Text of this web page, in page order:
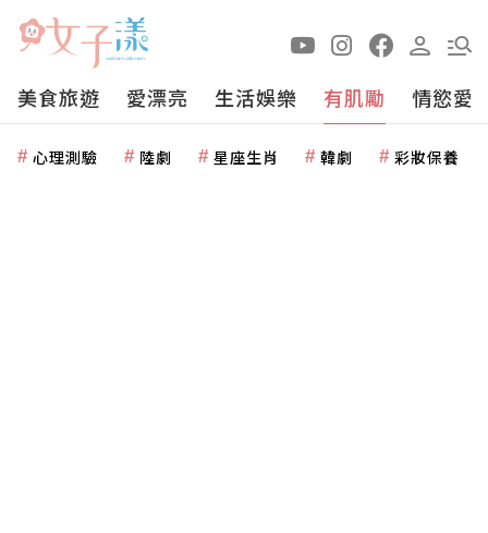
美食旅遊 愛漂亮 生活娛樂 有肌勵 情慾愛
心理測驗 陸劇 星座生肖 韓劇 彩妝保養